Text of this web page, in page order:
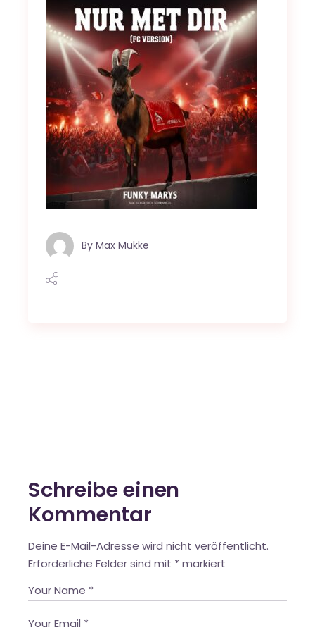
By Max Mukke
Schreibe einen
Kommentar
Deine E-Mail-Adresse wird nicht veröffentlicht.
Erforderliche Felder sind mit * markiert